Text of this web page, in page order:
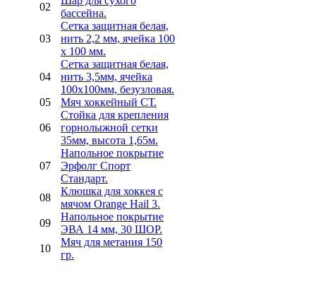
02
бассейна.
03
Сетка защитная белая,
нить 2,2 мм, ячейка 100
х 100 мм.
04
Сетка защитная белая,
нить 3,5мм, ячейка
100х100мм, безузловая.
05
Мяч хоккейный СТ.
06
Стойка для крепления
горнолыжной сетки
35мм, высота 1,65м.
07
Напольное покрытие
Эрфолг Спорт
Стандарт.
08
Клюшка для хоккея с
мячом Orange Hail 3.
09
Напольное покрытие
ЭВА 14 мм, 30 ШОР.
10
Мяч для метания 150
гр.